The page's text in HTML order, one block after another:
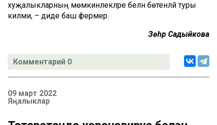
хуҗалыкларның мөмкинлекләре белән бөтенләй туры
килми, – диде баш фермер.
Зөһрә Садыйкова
Комментарий 0
09 март 2022
Яңалыклар